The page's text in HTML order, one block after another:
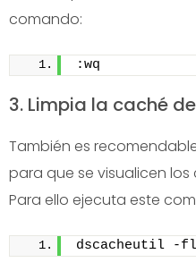
comando:
:wq
3. Limpia la caché
También es
para que se visualicen
Para ello ejecuta este
dscacheutil -